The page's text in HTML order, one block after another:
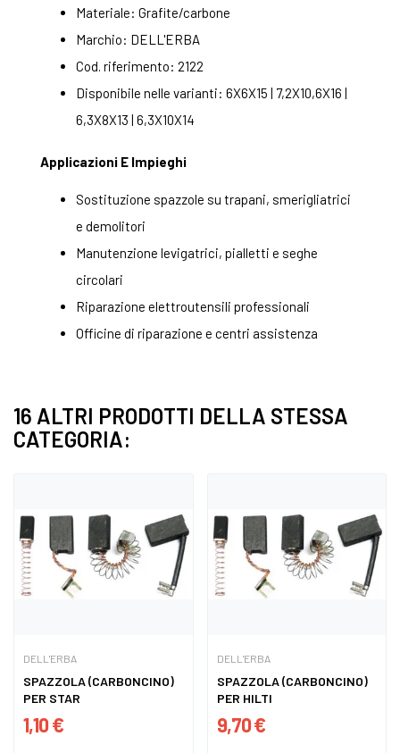
Materiale: Grafite/carbone
Marchio: DELL'ERBA
Cod. riferimento: 2122
Disponibile nelle varianti: 6X6X15 | 7,2X10,6X16 |
6,3X8X13 | 6,3X10X14
Applicazioni E Impieghi
Sostituzione spazzole su trapani, smerigliatrici
e demolitori
Manutenzione levigatrici, pialletti e seghe
circolari
Riparazione elettroutensili professionali
Officine di riparazione e centri assistenza
16 ALTRI PRODOTTI DELLA STESSA
CATEGORIA:
DELL'ERBA
SPAZZOLA (CARBONCINO)
PER STAR
1,10 €
DELL'ERBA
SPAZZOLA (CARBONCINO)
PER HILTI
9,70 €